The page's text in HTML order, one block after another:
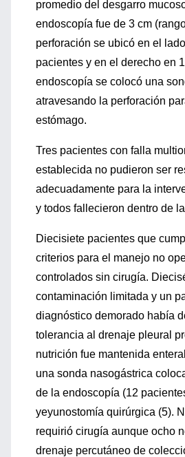
promedio del desgarro
endoscopía fue de 3 cm
perforación se ubicó en el
pacientes y en el derecho en
endoscopía se colocó una
atravesando la perforación
estómago.
Tres pacientes con falla
establecida no pudieron ser
adecuadamente para la
y todos fallecieron dentro de
Diecisiete pacientes que
criterios para el manejo no
controlados sin cirugía.
contaminación limitada y un
diagnóstico demorado había
tolerancia al drenaje pleural
nutrición fue mantenida
una sonda nasogástrica
de la endoscopía (12
yeyunostomía quirúrgica (5).
requirió cirugía aunque ocho
drenaje percutáneo de